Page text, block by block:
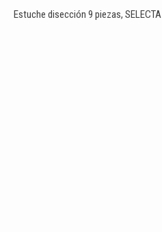
Estuche disección 9 piezas, SELECTA